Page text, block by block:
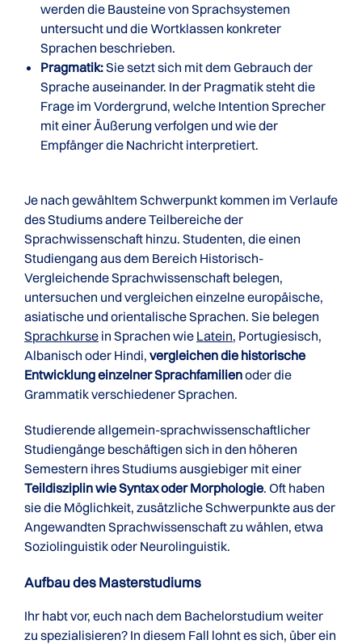
werden die Bausteine von Sprachsystemen
untersucht und die Wortklassen konkreter
Sprachen beschrieben.
Pragmatik:Sie setzt sich mit dem Gebrauch der
Sprache auseinander. In der Pragmatik steht die
Frage im Vordergrund, welche Intention Sprecher
mit einer Äußerung verfolgen und wie der
Empfänger die Nachricht interpretiert.
Je nach gewähltem Schwerpunkt kommen im Verlaufe
des Studiums andere Teilbereiche der
Sprachwissenschaft hinzu. Studenten, die einen
Studiengang aus dem Bereich Historisch-
Vergleichende Sprachwissenschaft belegen,
untersuchen und vergleichen einzelne europäische,
asiatische und orientalische Sprachen. Sie belegen
Sprachkurse in Sprachen wie Latein, Portugiesisch,
Albanisch oder Hindi, vergleichen die historische
Entwicklung einzelner Sprachfamilienoder die
Grammatik verschiedener Sprachen.
Studierende allgemein-sprachwissenschaftlicher
Studiengänge beschäftigen sich in den höheren
Semestern ihres Studiums ausgiebiger mit einer
Teildisziplin wie Syntax oder Morphologie. Oft haben
sie die Möglichkeit, zusätzliche Schwerpunkte aus der
Angewandten Sprachwissenschaft zu wählen, etwa
Soziolinguistik oder Neurolinguistik.
Aufbau des Masterstudiums
Ihr habt vor, euch nach dem Bachelorstudium weiter
zu spezialisieren? In diesem Fall lohnt es sich, über ein